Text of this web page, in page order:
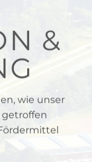
&
wie unser
getroffen